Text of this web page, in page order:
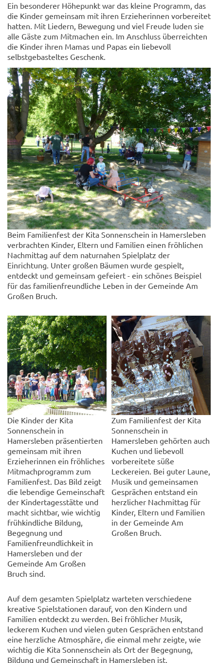
Ein besonderer Höhepunkt war das kleine Programm, das
die Kinder gemeinsam mit ihren Erzieherinnen vorbereitet
hatten. Mit Liedern, Bewegung und viel Freude luden sie
alle Gäste zum Mitmachen ein. Im Anschluss überreichten
die Kinder ihren Mamas und Papas ein liebevoll
selbstgebasteltes Geschenk.
Beim Familienfest der Kita Sonnenschein in Hamersleben
verbrachten Kinder, Eltern und Familien einen fröhlichen
Nachmittag auf dem naturnahen Spielplatz der
Einrichtung. Unter großen Bäumen wurde gespielt,
entdeckt und gemeinsam gefeiert - ein schönes Beispiel
für das familienfreundliche Leben in der Gemeinde Am
Großen Bruch.
Die Kinder der Kita
Sonnenschein in
Hamersleben präsentierten
gemeinsam mit ihren
Erzieherinnen ein fröhliches
Mitmachprogramm zum
Familienfest. Das Bild zeigt
die lebendige Gemeinschaft
der Kindertagesstätte und
macht sichtbar, wie wichtig
frühkindliche Bildung,
Begegnung und
Familienfreundlichkeit in
Hamersleben und der
Gemeinde Am Großen
Bruch sind.
Zum Familienfest der Kita
Sonnenschein in
Hamersleben gehörten auch
Kuchen und liebevoll
vorbereitete süße
Leckereien. Bei guter Laune,
Musik und gemeinsamen
Gesprächen entstand ein
herzlicher Nachmittag für
Kinder, Eltern und Familien
in der Gemeinde Am
Großen Bruch.
Auf dem gesamten Spielplatz warteten verschiedene
kreative Spielstationen darauf, von den Kindern und
Familien entdeckt zu werden. Bei fröhlicher Musik,
leckerem Kuchen und vielen guten Gesprächen entstand
eine herzliche Atmosphäre, die einmal mehr zeigte, wie
wichtig die Kita Sonnenschein als Ort der Begegnung,
Bildung und Gemeinschaft in Hamersleben ist.